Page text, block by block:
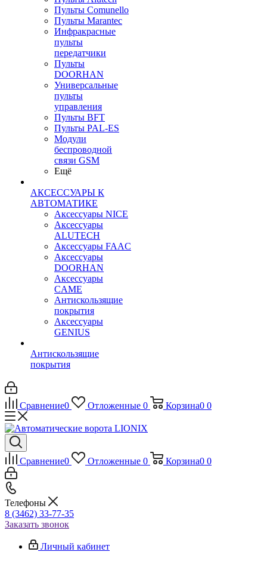
Пульты Сomunello
Пульты Marantec
Инфракрасные
пульты
передатчики
Пульты
DOORHAN
Универсальные
пульты
управления
Пульты BFT
Пульты PAL-ES
Модули
беспроводной
связи GSM
Ещё
АКСЕССУАРЫ К
АВТОМАТИКЕ
Аксессуары NICE
Аксессуары
ALUTECH
Аксессуары FAAC
Аксессуары
DOORHAN
Аксессуары
CAME
Антискользящие
покрытия
Аксессуары
GENIUS
Антискользящие
покрытия
Сравнение0 Отложенные 0 Корзина0 0
Сравнение0 Отложенные 0 Корзина0 0
Телефоны
8 (3462) 33-77-35
Заказать звонок
Личный кабинет